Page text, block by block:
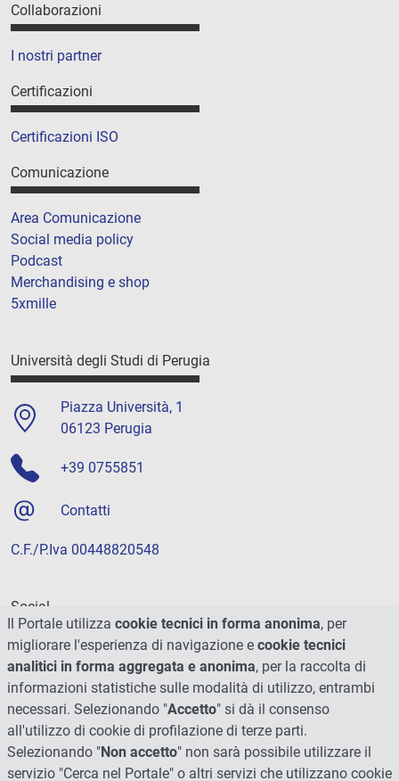
Collaborazioni
I nostri partner
Certificazioni
Certificazioni ISO
Comunicazione
Area Comunicazione
Social media policy
Podcast
Merchandising e shop
5xmille
Università degli Studi di Perugia
Piazza Università, 1
06123 Perugia
+39 0755851
Contatti
C.F./P.Iva 00448820548
Social
Il Portale utilizza cookie tecnici in forma anonima, per
migliorare l'esperienza di navigazione e cookie tecnici
analitici in forma aggregata e anonima, per la raccolta di
informazioni statistiche sulle modalità di utilizzo, entrambi
necessari. Selezionando "Accetto" si dà il consenso
all'utilizzo di cookie di profilazione di terze parti.
Selezionando "Non accetto" non sarà possibile utilizzare il
servizio "Cerca nel Portale" o altri servizi che utilizzano cookie